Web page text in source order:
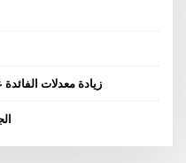
زيادة معدلات